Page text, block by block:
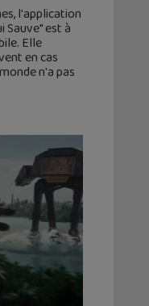
l'application
Sauve" est à
Elle
en cas
n'a pas